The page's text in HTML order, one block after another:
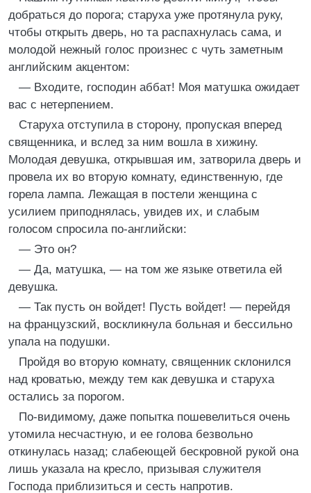
добраться до порога; старуха уже протянула руку,
чтобы открыть дверь, но та распахнулась сама, и
молодой нежный голос произнес с чуть заметным
английским акцентом:
— Входите, господин аббат! Моя матушка ожидает
вас с нетерпением.
Старуха отступила в сторону, пропуская вперед
священника, и вслед за ним вошла в хижину.
Молодая девушка, открывшая им, затворила дверь и
провела их во вторую комнату, единственную, где
горела лампа. Лежащая в постели женщина с
усилием приподнялась, увидев их, и слабым
голосом спросила по-английски:
— Это он?
— Да, матушка, — на том же языке ответила ей
девушка.
— Так пусть он войдет! Пусть войдет! — перейдя
на французский, воскликнула больная и бессильно
упала на подушки.
Пройдя во вторую комнату, священник склонился
над кроватью, между тем как девушка и старуха
остались за порогом.
По-видимому, даже попытка пошевелиться очень
утомила несчастную, и ее голова безвольно
откинулась назад; слабеющей бескровной рукой она
лишь указала на кресло, призывая служителя
Господа приблизиться и сесть напротив.